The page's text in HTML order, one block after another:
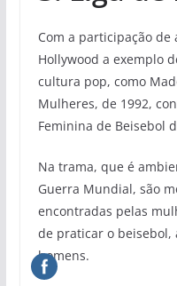
Com a participação
Hollywood a exemplo
cultura pop, como
Mulheres, de 1992,
Feminina de Beisebol
Na trama, que é
Guerra Mundial, são
encontradas pelas
de praticar o beisebol,
homens.